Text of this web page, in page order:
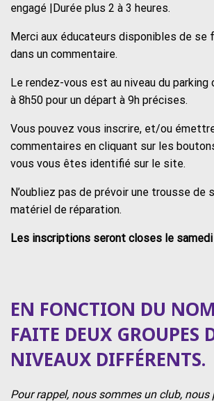
engagé |Durée plus 2 à 3 heures.
Merci aux éducateurs disponibles de se
dans un commentaire.
Le rendez-vous est au niveau du parking
à 8h50 pour un départ à 9h précises.
Vous pouvez vous inscrire, et/ou
commentaires en cliquant sur les
vous vous êtes identifié sur le site.
N’oubliez pas de prévoir une trousse de
matériel de réparation.
Les inscriptions seront closes le
EN FONCTION DU
FAITE DEUX GROUPES
NIVEAUX DIFFÉRENTS.
Pour rappel, nous sommes un club, nous